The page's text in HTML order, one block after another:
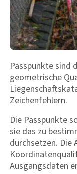
Passpunkte sind
geometrische
Zeichenfehlern.
Die Passpunkte
sie das zu
durchsetzen. Die
Ausgangsdaten